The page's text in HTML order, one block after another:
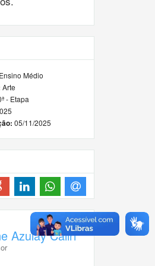
Médio
Arte
- Etapa
05/11/2025
Azulay Caliri